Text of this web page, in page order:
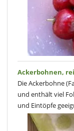
Ackerbohnen,
Die Ackerbohne
und enthält viel
und Eintöpfe